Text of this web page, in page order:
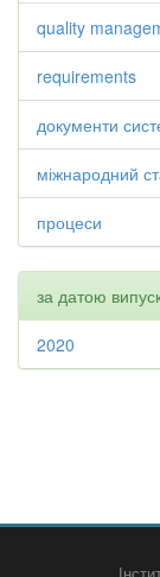
quality
requirements
документи
міжнародний
процеси
за датою
2020